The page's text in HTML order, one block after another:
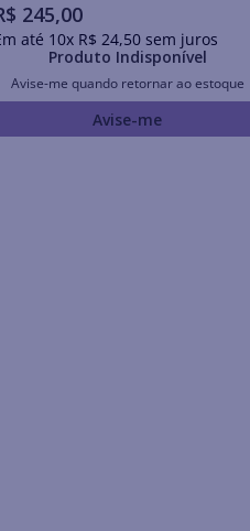
245,00
até 10x R$ 24,50sem juros
Produto Indisponível
Avise-me quando retornar ao estoque
Avise-me